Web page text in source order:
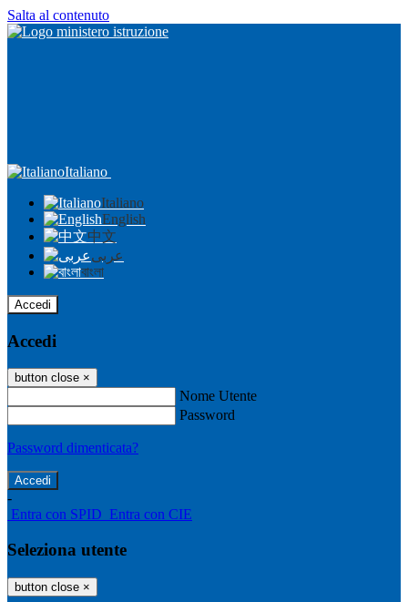
Salta al contenuto
Italiano
Italiano
English
中文
عربى
বাংলা
Accedi
Accedi
button close ×
Nome Utente
Password
Password dimenticata?
-
Entra con SPID Entra con CIE
Seleziona utente
button close ×